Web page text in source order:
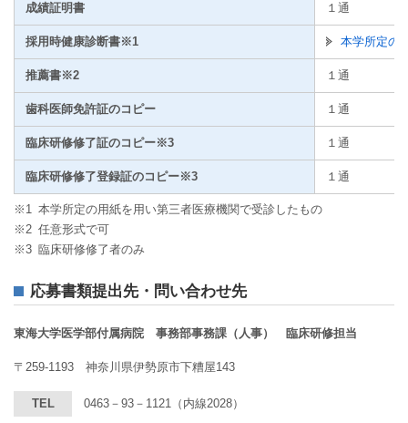
成績証明書 １通
採用時健康診断書※1 本学所定の
推薦書※2 １通
歯科医師免許証のコピー １通
臨床研修修了証のコピー※3 １通
臨床研修修了登録証のコピー※3 １通
※1 本学所定の用紙を用い第三者医療機関で受診したもの
※2 任意形式で可
※3 臨床研修修了者のみ
応募書類提出先・問い合わせ先
東海大学医学部付属病院 事務部事務課（人事） 臨床研修担当
〒259-1193 神奈川県伊勢原市下糟屋143
TEL 0463－93－1121 （内線2028）